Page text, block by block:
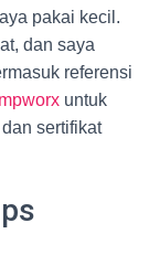
pakai kecil.
dan saya
referensi
untuk
sertifikat